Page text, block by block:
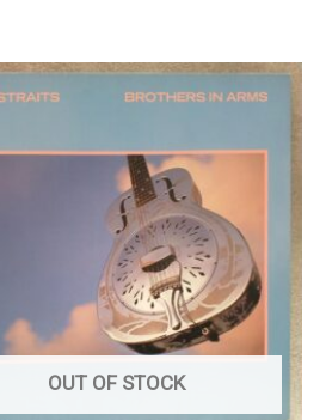
OUT OF STOCK